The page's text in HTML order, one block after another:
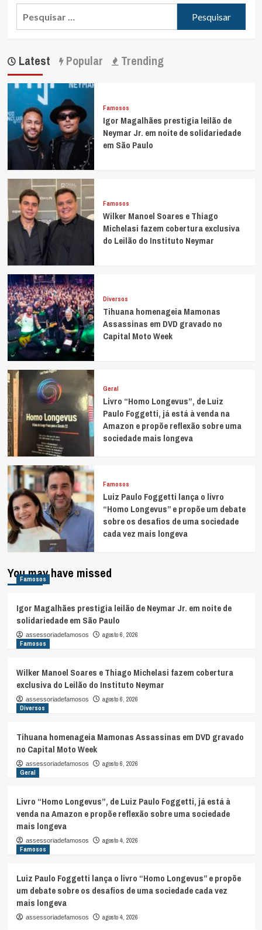
e
a
vida”
Latest Popular Trending
Famosos
Igor Magalhães prestigia leilão de
Neymar Jr. em noite de solidariedade
em São Paulo
Famosos
Wilker Manoel Soares e Thiago
Michelasi fazem cobertura exclusiva
do Leilão do Instituto Neymar
Diversos
Tihuana homenageia Mamonas
Assassinas em DVD gravado no
Capital Moto Week
Geral
Livro “Homo Longevus”, de Luiz
Paulo Foggetti, já está à venda na
Amazon e propõe reflexão sobre uma
sociedade mais longeva
Famosos
Luiz Paulo Foggetti lança o livro
“Homo Longevus” e propõe um debate
sobre os desafios de uma sociedade
cada vez mais longeva
You may have missed
Famosos
Igor Magalhães prestigia leilão de Neymar Jr. em noite de
solidariedade em São Paulo
assessoriadefamosos
agosto 6, 2026
Famosos
Wilker Manoel Soares e Thiago Michelasi fazem cobertura
exclusiva do Leilão do Instituto Neymar
assessoriadefamosos
agosto 6, 2026
Diversos
Tihuana homenageia Mamonas Assassinas em DVD gravado
no Capital Moto Week
assessoriadefamosos
agosto 6, 2026
Geral
Livro “Homo Longevus”, de Luiz Paulo Foggetti, já está à
venda na Amazon e propõe reflexão sobre uma sociedade
mais longeva
assessoriadefamosos
agosto 4, 2026
Famosos
Luiz Paulo Foggetti lança o livro “Homo Longevus” e propõe
um debate sobre os desafios de uma sociedade cada vez
mais longeva
assessoriadefamosos agosto 4, 2026